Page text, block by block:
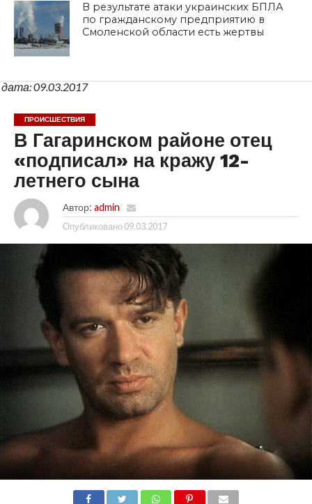
В результате атаки украинских БПЛА
по гражданскому предприятию в
Смоленской области есть жертвы
дата: 09.03.2017
ПРОИСШЕСТВИЯ
В Гагаринском районе отец
«подписал» на кражу 12-
летнего сына
Автор: admin
Опубликовано 09.03.2017